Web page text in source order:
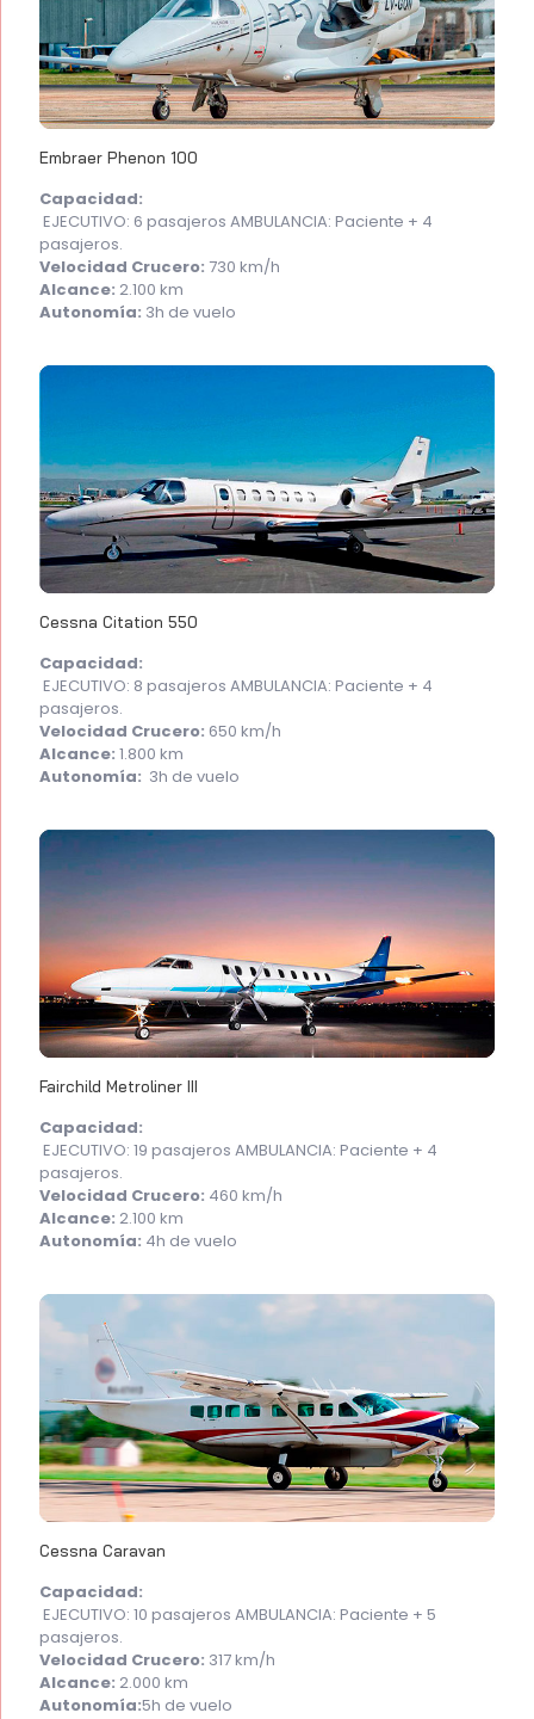
Embraer Phenon 100
Capacidad:
EJECUTIVO: 6 pasajeros AMBULANCIA: Paciente + 4
pasajeros.
Velocidad Crucero: 730 km/h
Alcance: 2.100 km
Autonomía: 3h de vuelo
Cessna Citation 550
Capacidad:
EJECUTIVO: 8 pasajeros AMBULANCIA: Paciente + 4
pasajeros.
Velocidad Crucero: 650 km/h
Alcance: 1.800 km
Autonomía: 3h de vuelo
Fairchild Metroliner III
Capacidad:
EJECUTIVO: 19 pasajeros AMBULANCIA: Paciente + 4
pasajeros.
Velocidad Crucero: 460 km/h
Alcance: 2.100 km
Autonomía: 4h de vuelo
Cessna Caravan
Capacidad:
EJECUTIVO: 10 pasajeros AMBULANCIA: Paciente + 5
pasajeros.
Velocidad Crucero: 317 km/h
Alcance: 2.000 km
Autonomía:5h de vuelo